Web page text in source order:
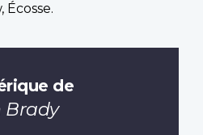
Écosse.
de
Brady